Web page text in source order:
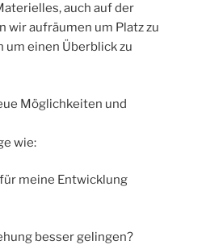
auch auf der
wir aufräumen um Platz zu
einen Überblick zu
Möglichkeiten und
wie:
meine Entwicklung
besser gelingen?